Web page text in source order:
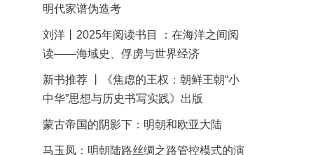
明代家谱伪造考
刘洋丨2025年阅读书目 ：在海洋之间阅
读——海域史、俘虏与世界经济
新书推荐 丨《焦虑的王权：朝鲜王朝“小
中华”思想与历史书写实践》出版
蒙古帝国的阴影下：明朝和欧亚大陆
马玉凤：明朝陆路丝绸之路管控模式的演